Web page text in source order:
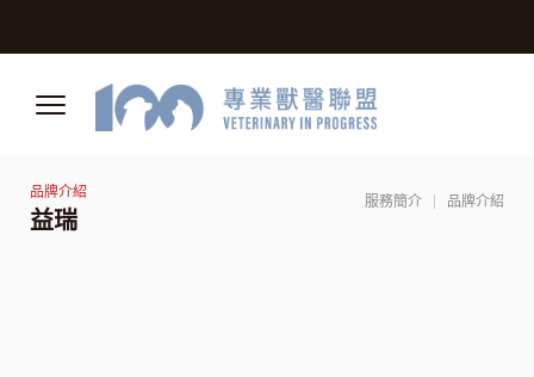
益瑞
服務簡介 品牌介紹